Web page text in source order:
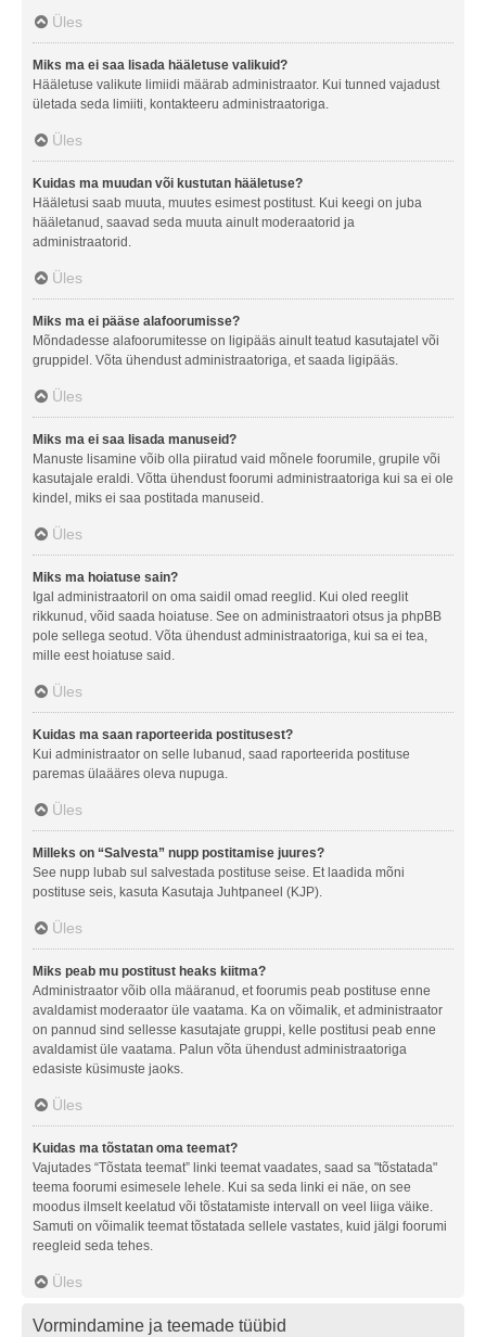
Üles
Miks ma ei saa lisada hääletuse valikuid?
Hääletuse valikute limiidi määrab administraator. Kui tunned vajadust
ületada seda limiiti, kontakteeru administraatoriga.
Üles
Kuidas ma muudan või kustutan hääletuse?
Hääletusi saab muuta, muutes esimest postitust. Kui keegi on juba
hääletanud, saavad seda muuta ainult moderaatorid ja
administraatorid.
Üles
Miks ma ei pääse alafoorumisse?
Mõndadesse alafoorumitesse on ligipääs ainult teatud kasutajatel või
gruppidel. Võta ühendust administraatoriga, et saada ligipääs.
Üles
Miks ma ei saa lisada manuseid?
Manuste lisamine võib olla piiratud vaid mõnele foorumile, grupile või
kasutajale eraldi. Võtta ühendust foorumi administraatoriga kui sa ei ole
kindel, miks ei saa postitada manuseid.
Üles
Miks ma hoiatuse sain?
Igal administraatoril on oma saidil omad reeglid. Kui oled reeglit
rikkunud, võid saada hoiatuse. See on administraatori otsus ja phpBB
pole sellega seotud. Võta ühendust administraatoriga, kui sa ei tea,
mille eest hoiatuse said.
Üles
Kuidas ma saan raporteerida postitusest?
Kui administraator on selle lubanud, saad raporteerida postituse
paremas ülaääres oleva nupuga.
Üles
Milleks on “Salvesta” nupp postitamise juures?
See nupp lubab sul salvestada postituse seise. Et laadida mõni
postituse seis, kasuta Kasutaja Juhtpaneel (KJP).
Üles
Miks peab mu postitust heaks kiitma?
Administraator võib olla määranud, et foorumis peab postituse enne
avaldamist moderaator üle vaatama. Ka on võimalik, et administraator
on pannud sind sellesse kasutajate gruppi, kelle postitusi peab enne
avaldamist üle vaatama. Palun võta ühendust administraatoriga
edasiste küsimuste jaoks.
Üles
Kuidas ma tõstatan oma teemat?
Vajutades “Tõstata teemat” linki teemat vaadates, saad sa "tõstatada"
teema foorumi esimesele lehele. Kui sa seda linki ei näe, on see
moodus ilmselt keelatud või tõstatamiste intervall on veel liiga väike.
Samuti on võimalik teemat tõstatada sellele vastates, kuid jälgi foorumi
reegleid seda tehes.
Üles
Vormindamine ja teemade tüübid